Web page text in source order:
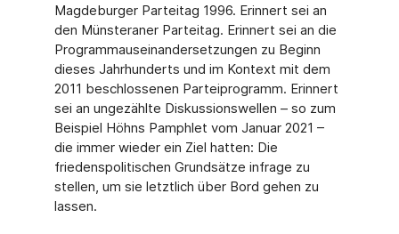
Magdeburger Parteitag 1996. Erinnert sei an
den Münsteraner Parteitag. Erinnert sei an die
Programmauseinandersetzungen zu Beginn
dieses Jahrhunderts und im Kontext mit dem
2011 beschlossenen Parteiprogramm. Erinnert
sei an ungezählte Diskussionswellen – so zum
Beispiel Höhns Pamphlet vom Januar 2021 –
die immer wieder ein Ziel hatten: Die
friedenspolitischen Grundsätze infrage zu
stellen, um sie letztlich über Bord gehen zu
lassen.